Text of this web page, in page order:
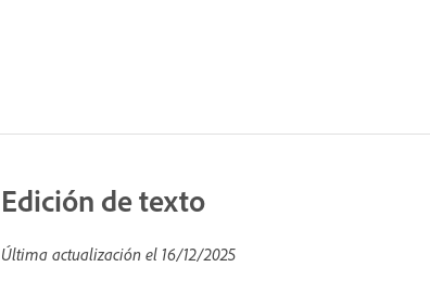
Edición de texto
Última actualización el 16/12/2025